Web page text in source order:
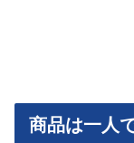
商品は一人